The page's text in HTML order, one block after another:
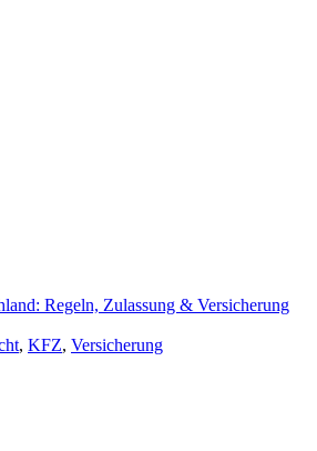
Regeln, Zulassung & Versicherung
, KFZ, Versicherung